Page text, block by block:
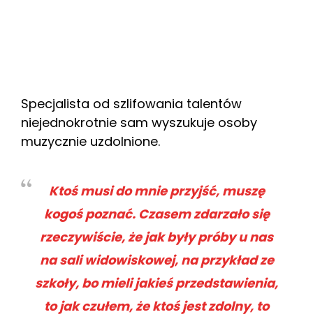
Specjalista od szlifowania talentów
niejednokrotnie sam wyszukuje osoby
muzycznie uzdolnione.
Ktoś musi do mnie przyjść, muszę
kogoś poznać. Czasem zdarzało się
rzeczywiście, że jak były próby u nas
na sali widowiskowej, na przykład ze
szkoły, bo mieli jakieś przedstawienia,
to jak czułem, że ktoś jest zdolny, to